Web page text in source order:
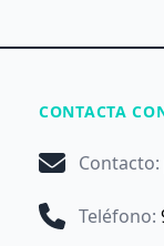
CONTACTA
Contacto:
Teléfono: